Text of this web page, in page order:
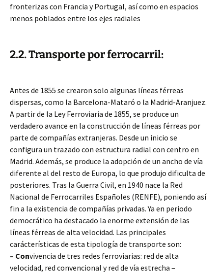
fronterizas con Francia y Portugal, así como en espacios
menos poblados entre los ejes radiales
2.2. Transporte por ferrocarril:
Antes de 1855 se crearon solo algunas líneas férreas
dispersas, como la Barcelona-Mataró o la Madrid-Aranjuez.
A partir de la Ley Ferroviaria de 1855, se produce un
verdadero avance en la construcción de líneas férreas por
parte de compañías extranjeras. Desde un inicio se
configura un trazado con estructura radial con centro en
Madrid. Además, se produce la adopción de un ancho de vía
diferente al del resto de Europa, lo que produjo dificulta de
posteriores. Tras la Guerra Civil, en 1940 nace la Red
Nacional de Ferrocarriles Españoles (RENFE), poniendo así
fin a la existencia de compañías privadas. Ya en periodo
democrático ha destacado la enorme extensión de las
líneas férreas de alta velocidad. Las principales
carácterísticas de esta tipología de transporte son:
– Convivencia de tres redes ferroviarias: red de alta
velocidad, red convencional y red de vía estrecha –